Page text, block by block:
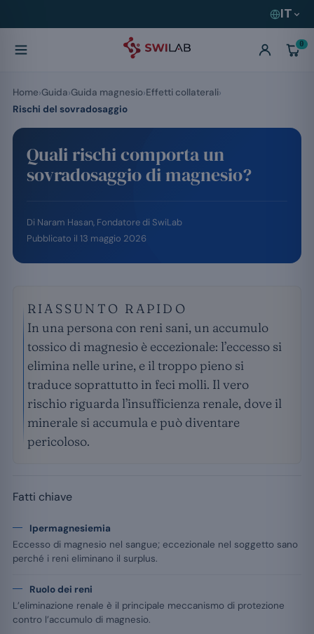
IT
0
Quali rischi comporta un
sovradosaggio di magnesio?
Di Naram Hasan, Fondatore di SwiLab
Pubblicato il 13 maggio 2026
RIASSUNTO RAPIDO
In una persona con reni sani, un accumulo
tossico di magnesio è eccezionale: l’eccesso si
elimina nelle urine, e il troppo pieno si
traduce soprattutto in feci molli. Il vero
rischio riguarda l’insufficienza renale, dove il
minerale si accumula e può diventare
pericoloso.
Fatti chiave
Ipermagnesiemia
Eccesso di magnesio nel sangue; eccezionale nel soggetto sano
perché i reni eliminano il surplus.
Ruolo dei reni
L’eliminazione renale è il principale meccanismo di protezione
contro l’accumulo di magnesio.
Home Guida Guida magnesio Effetti collaterali
Rischi del sovradosaggio